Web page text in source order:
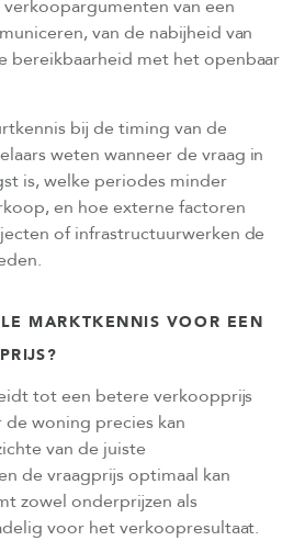
van een
van de nabijheid van
bereikbaarheid met het openbaar
bij de timing van de
weten wanneer de vraag in
is, welke periodes minder
en hoe externe factoren
of infrastructuurwerken de
MARKTKENNIS VOOR EEN
tot een betere verkoopprijs
woning precies kan
van de juiste
de vraagprijs optimaal kan
zowel onderprijzen als
voor het verkoopresultaat.